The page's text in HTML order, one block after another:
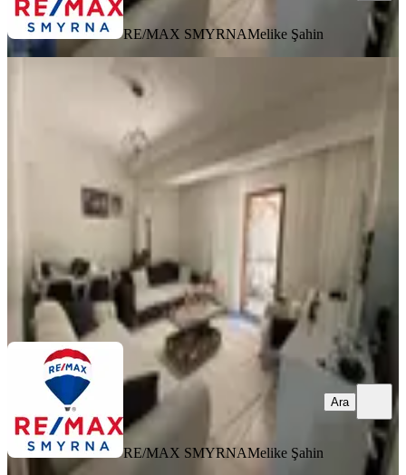
RE/MAX SMYRNAMelike Şahin
Fırsat !!! Geniş Ferah Bahçeli 3+1
Yenilenmş Müstakil Gibi Daire
Buca, Atatürk Mahallesi
·Yüksek giriş ·30.07.2026
3.950.000 ₺
RE/MAX SMYRNAMelike Şahin
Ara
RE/MAX SMYRNAMelike Şahin
Ara